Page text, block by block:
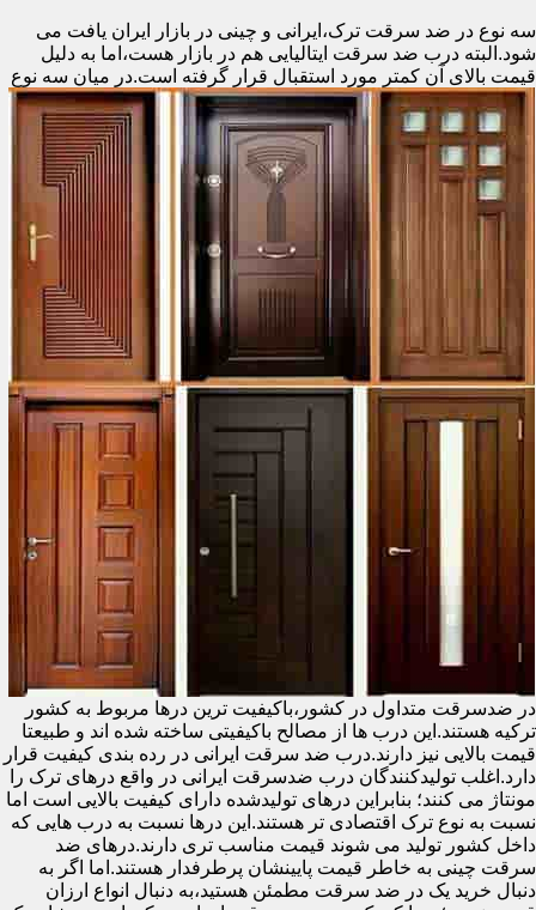
سه نوع در ضد سرقت ترک،ایرانی و چینی در بازار ایران یافت می
شود.البته درب ضد سرقت ایتالیایی هم در بازار هست،اما به دلیل
قیمت بالای آن کمتر مورد استقبال قرار گرفته است.در میان سه نوع
در ضدسرقت متداول در کشور،باکیفیت ترین درها مربوط به کشور
ترکیه هستند.این درب ها از مصالح باکیفیتی ساخته شده اند و طبیعتا
قیمت بالایی نیز دارند.درب ضد سرقت ایرانی در رده بندی کیفیت قرار
دارد.اغلب تولیدکنندگان درب ضدسرقت ایرانی در واقع درهای ترک را
مونتاژ می کنند؛ بنابراین درهای تولیدشده دارای کیفیت بالایی است اما
نسبت به نوع ترک اقتصادی تر هستند.این درها نسبت به درب هایی که
داخل کشور تولید می شوند قیمت مناسب تری دارند.درهای ضد
سرقت چینی به خاطر قیمت پایینشان پرطرفدار هستند.اما اگر به
دنبال خرید یک در ضد سرقت مطمئن هستید،به دنبال انواع ارزان